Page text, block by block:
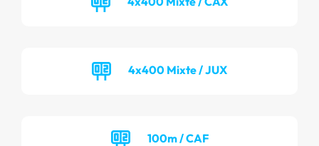
4x400 Mixte / JUX
100m / CAF